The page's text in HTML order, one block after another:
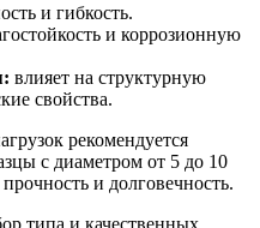
и гибкость.
и коррозионную
влияет на структурную
свойства.
рекомендуется
с диаметром от 5 до 10
и долговечность.
типа и качественных